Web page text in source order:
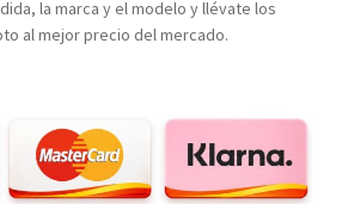
la marca y el modelo y llévate los
al mejor precio del mercado.